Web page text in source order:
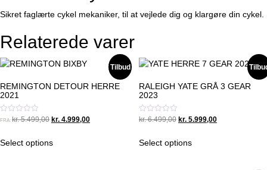
Sikret faglærte cykel mekaniker, til at vejlede dig og klargøre din cykel.
Relaterede varer
Tilbud
REMINGTON DETOUR HERRE
2021
Vurderet
af
5
FRA: kr.5.499,00 Original
kr. 4.999,00Current
Select options
RALEIGH YATE GRÅ 3 GEAR
2023
Vurderet
af
5
kr.6.499,00 Original
was:
kr.5.999,00Current
Select options